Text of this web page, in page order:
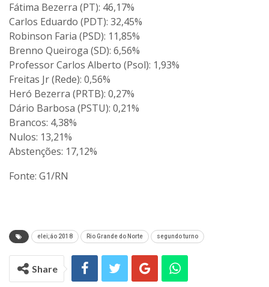
Fátima Bezerra (PT): 46,17%
Carlos Eduardo (PDT): 32,45%
Robinson Faria (PSD): 11,85%
Brenno Queiroga (SD): 6,56%
Professor Carlos Alberto (Psol): 1,93%
Freitas Jr (Rede): 0,56%
Heró Bezerra (PRTB): 0,27%
Dário Barbosa (PSTU): 0,21%
Brancos: 4,38%
Nulos: 13,21%
Abstenções: 17,12%
Fonte: G1/RN
elei;áo 2018 Rio Grande do Norte segundo turno
Share